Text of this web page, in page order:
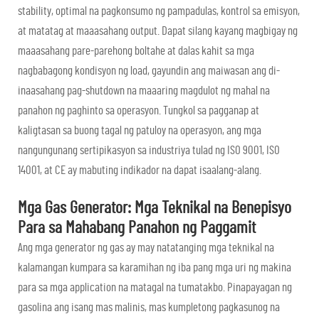
stability, optimal na pagkonsumo ng pampadulas, kontrol sa emisyon,
at matatag at maaasahang output. Dapat silang kayang magbigay ng
maaasahang pare-parehong boltahe at dalas kahit sa mga
nagbabagong kondisyon ng load, gayundin ang maiwasan ang di-
inaasahang pag-shutdown na maaaring magdulot ng mahal na
panahon ng paghinto sa operasyon. Tungkol sa pagganap at
kaligtasan sa buong tagal ng patuloy na operasyon, ang mga
nangungunang sertipikasyon sa industriya tulad ng ISO 9001, ISO
14001, at CE ay mabuting indikador na dapat isaalang-alang.
Mga Gas Generator: Mga Teknikal na Benepisyo
Para sa Mahabang Panahon ng Paggamit
Ang mga generator ng gas ay may natatanging mga teknikal na
kalamangan kumpara sa karamihan ng iba pang mga uri ng makina
para sa mga application na matagal na tumatakbo. Pinapayagan ng
gasolina ang isang mas malinis, mas kumpletong pagkasunog na